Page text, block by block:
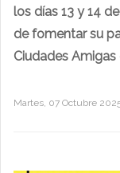
los días 13 y 14
de fomentar su
Ciudades
Martes, 07 Octubre 2025